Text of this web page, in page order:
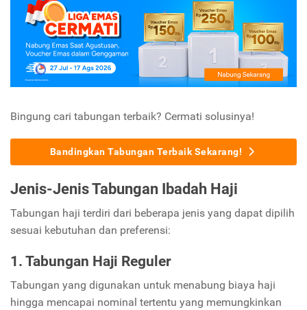
Bingung cari tabungan terbaik? Cermati solusinya!
Bandingkan Tabungan Terbaik Sekarang!
Jenis-Jenis Tabungan Ibadah Haji
Tabungan haji terdiri dari beberapa jenis yang dapat dipilih
sesuai kebutuhan dan preferensi:
1. Tabungan Haji Reguler
Tabungan yang digunakan untuk menabung biaya haji
hingga mencapai nominal tertentu yang memungkinkan